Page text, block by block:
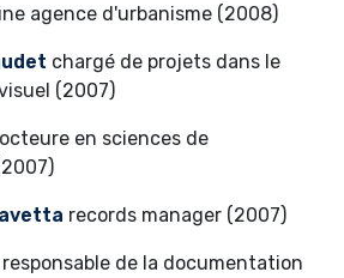
agence d'urbanisme (2008)
chargé de projets dans le
(2007)
en sciences de
records manager (2007)
responsable de la documentation